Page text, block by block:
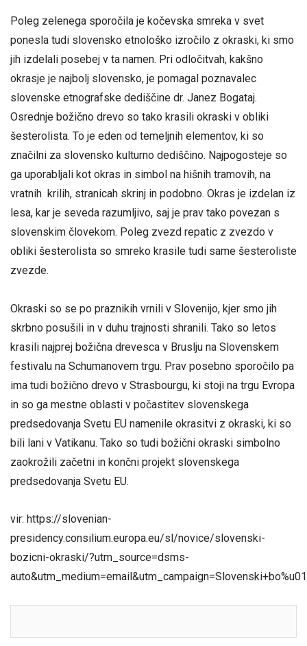
Poleg zelenega sporočila je kočevska smreka v svet
ponesla tudi slovensko etnološko izročilo z okraski, ki smo
jih izdelali posebej v ta namen. Pri odločitvah, kakšno
okrasje je najbolj slovensko, je pomagal poznavalec
slovenske etnografske dediščine dr. Janez Bogataj.
Osrednje božično drevo so tako krasili okraski v obliki
šesterolista. To je eden od temeljnih elementov, ki so
značilni za slovensko kulturno dediščino. Najpogosteje so
ga uporabljali kot okras in simbol na hišnih tramovih, na
vratnih krilih, stranicah skrinj in podobno. Okras je izdelan iz
lesa, kar je seveda razumljivo, saj je prav tako povezan s
slovenskim človekom. Poleg zvezd repatic z zvezdo v
obliki šesterolista so smreko krasile tudi same šesteroliste
zvezde.
Okraski so se po praznikih vrnili v Slovenijo, kjer smo jih
skrbno posušili in v duhu trajnosti shranili. Tako so letos
krasili najprej božična drevesca v Bruslju na Slovenskem
festivalu na Schumanovem trgu. Prav posebno sporočilo pa
ima tudi božično drevo v Strasbourgu, ki stoji na trgu Evropa
in so ga mestne oblasti v počastitev slovenskega
predsedovanja Svetu EU namenile okrasitvi z okraski, ki so
bili lani v Vatikanu. Tako so tudi božični okraski simbolno
zaokrožili začetni in končni projekt slovenskega
predsedovanja Svetu EU.
vir: https://slovenian-
presidency.consilium.europa.eu/sl/novice/slovenski-
bozicni-okraski/?utm_source=dsms-